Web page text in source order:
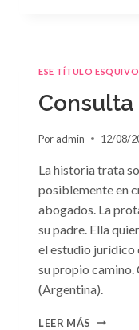
MAGNATE
GRIEGO»
DE
BAIRD
ESE TÍTULO ESQUIVO
Consulta
Por admin 12/08/
La historia trata
posiblemente en
abogados. La
su padre. Ella
el estudio jurídico
su propio camino.
(Argentina).
LEER MÁS